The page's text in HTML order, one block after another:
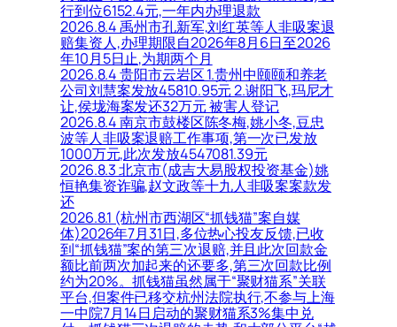
行到位6152.4元,一年内办理退款
2026.8.4 禹州市孔新军,刘红英等人非吸案退
赔集资人,办理期限自2026年8月6日至2026
年10月5日止,为期两个月
2026.8.4 贵阳市云岩区 1.贵州中颐颐和养老
公司刘慧案发放45810.95元 2.谢阳飞,玛尼才
让,侯垅海案发还32万元 被害人登记
2026.8.4 南京市鼓楼区陈冬梅,姚小冬,豆忠
波等人非吸案退赔工作事项,第一次已发放
1000万元,此次发放4547081.39元
2026.8.3 北京市(成吉大易股权投资基金)姚
恒艳集资诈骗,赵文政等十九人非吸案案款发
还
2026.8.1 (杭州市西湖区“抓钱猫”案自媒
体)2026年7月31日,多位热心投友反馈,已收
到“抓钱猫”案的第三次退赔,并且此次回款金
额比前两次加起来的还要多,第三次回款比例
约为20%。抓钱猫虽然属于“聚财猫系”关联
平台,但案件已移交杭州法院执行,不参与上海
一中院7月14日启动的聚财猫系3%集中兑